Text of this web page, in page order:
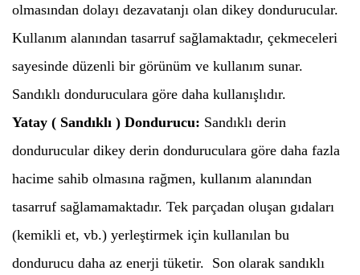
olmasından dolayı dezavatanjı olan dikey dondurucular.
Kullanım alanından tasarruf sağlamaktadır, çekmeceleri
sayesinde düzenli bir görünüm ve kullanım sunar.
Sandıklı donduruculara göre daha kullanışlıdır.
Yatay ( Sandıklı ) Dondurucu: Sandıklı derin
dondurucular dikey derin donduruculara göre daha fazla
hacime sahib olmasına rağmen, kullanım alanından
tasarruf sağlamamaktadır. Tek parçadan oluşan gıdaları
(kemikli et, vb.) yerleştirmek için kullanılan bu
dondurucu daha az enerji tüketir. Son olarak sandıklı